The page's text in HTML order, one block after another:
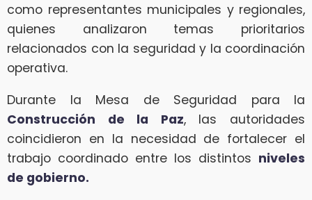
como representantes municipales y regionales,
quienes analizaron temas prioritarios
relacionados con la seguridad y la coordinación
operativa.
Durante la Mesa de Seguridad para la
Construcción de la Paz, las autoridades
coincidieron en la necesidad de fortalecer el
trabajo coordinado entre los distintos niveles
de gobierno.